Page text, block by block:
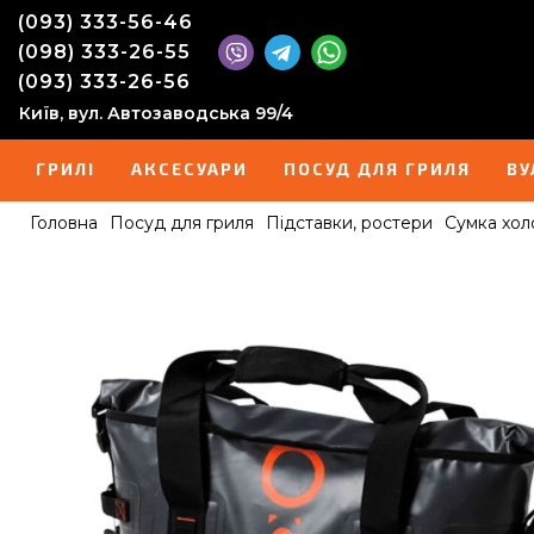
(093) 333-56-46
(098) 333-26-55
(093) 333-26-56
Київ, вул. Автозаводська 99/4
ГРИЛІ АКСЕСУАРИ ПОСУД ДЛЯ ГРИЛЯ
Головна Посуд для гриля Підставки, ростери Сумка